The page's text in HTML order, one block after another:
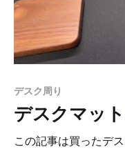
* コンボ練習 * アシスト強攻撃の1発止め * ACQUAさん
のキャラ対策動画を1本ずつ見る * リ
せグラップの練習 * 距離感の確認 * 2回負けたら1回休憩
する コンボ練習 基本的なコンボの練習です。 「立ち中
ヤ2以降に練習しはじ
て良かったと思いま
デスク周り
デスクマッ
この記事は買ったデ